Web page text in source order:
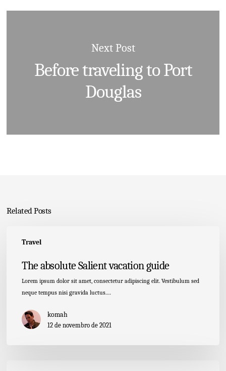
Next Post
Before traveling to Port
Douglas
Related Posts
Travel
absolute
vacation
guide
The absolute Salient vacation guide
Lorem ipsum dolor sit amet, consectetur adipiscing elit. Vestibulum sed
neque tempus nisi gravida luctus.…
komah
12 de novembro de 2021